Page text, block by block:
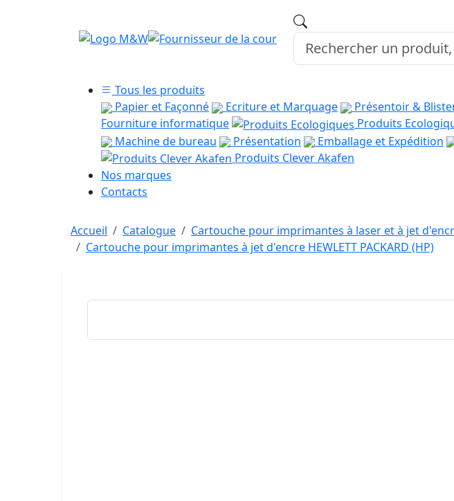
Tous les produits
Papier et Façonné
Ecriture et Marquage Présentoir &
Fourniture informatique
Produits
Machine de bureau
Présentation Emballage et Expédition
Produits Clever Akafen
Nos marques
Contacts
Accueil Catalogue
Cartouche pour imprimantes à laser et à jet
Cartouche pour imprimantes à jet d'encre HEWLETT PACKARD (HP)